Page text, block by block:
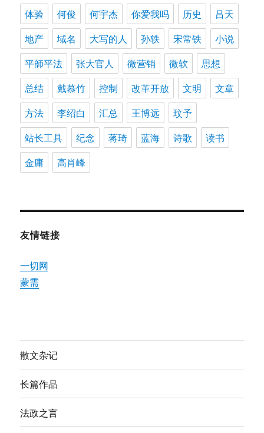
体验
何俊 何宇杰 你爱我吗 历史
吕天
地产
域名 大写的人 孙轶 宋常铁
小说
平師平法
张大官人 微营销 微软
思想
总结
戴慕竹 控制 改革开放 文明
文章
方法
李绍白 汇总 王博远
玟予
站长工具
纪念 蒋琦 蓝海 诗歌
读书
金庸
高肖峰
友情链接
一切网
蒙需
散文杂记
长篇作品
法政之言